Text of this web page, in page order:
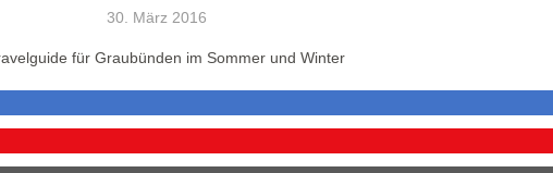
30. März 2016